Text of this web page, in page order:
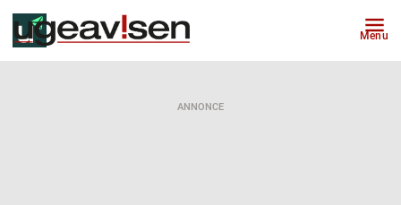
Menu
ANNONCE